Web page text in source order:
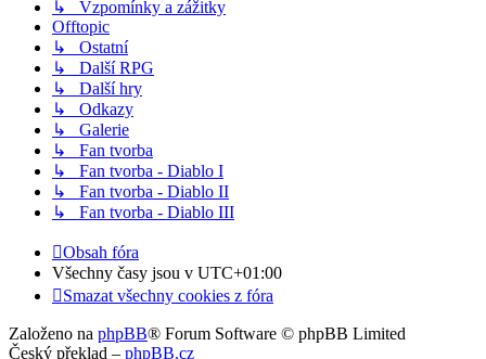
↳ Vzpomínky a zážitky
Offtopic
↳ Ostatní
↳ Další RPG
↳ Další hry
↳ Odkazy
↳ Galerie
↳ Fan tvorba
↳ Fan tvorba - Diablo I
↳ Fan tvorba - Diablo II
↳ Fan tvorba - Diablo III
Obsah fóra
Všechny časy jsou v UTC+01:00
Smazat všechny cookies z fóra
Založeno na phpBB® Forum Software © phpBB Limited
Český překlad – phpBB.cz